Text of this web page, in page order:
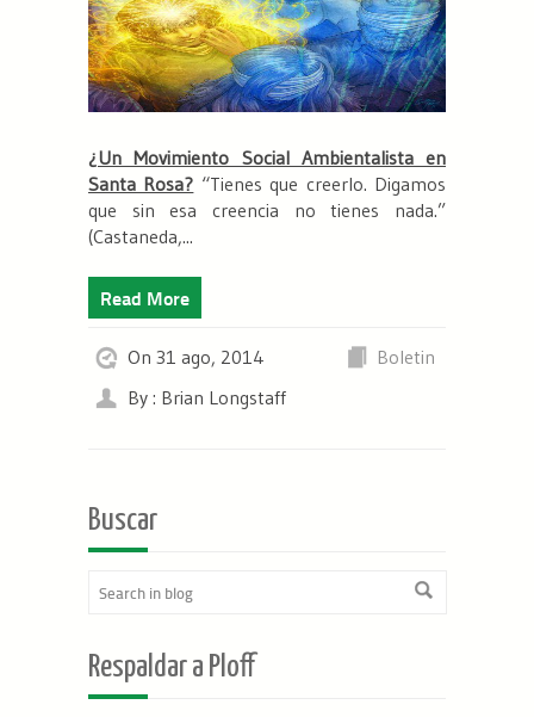
¿Un Movimiento Social Ambientalista en
Santa Rosa? “Tienes que creerlo. Digamos
que sin esa creencia no tienes nada.”
(Castaneda,...
Read More
On 31 ago, 2014
Boletin
By : Brian Longstaff
Buscar
Respaldar a Ploff